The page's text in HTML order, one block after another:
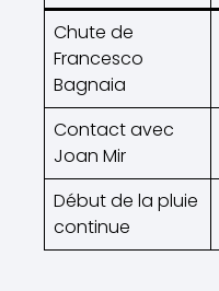
Chute de
Francesco
Bagnaia
Contact avec
Joan Mir
Début de la pluie
continue